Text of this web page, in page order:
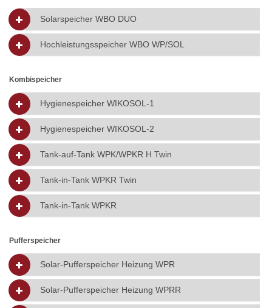
Solarspeicher WBO DUO
Hochleistungsspeicher WBO WP/SOL
Kombispeicher
Hygienespeicher WIKOSOL-1
Hygienespeicher WIKOSOL-2
Tank-auf-Tank WPK/WPKR H Twin
Tank-in-Tank WPKR Twin
Tank-in-Tank WPKR
Pufferspeicher
Solar-Pufferspeicher Heizung WPR
Solar-Pufferspeicher Heizung WPRR